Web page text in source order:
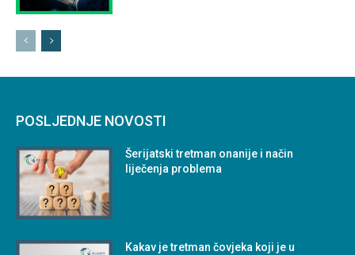
POSLJEDNJE NOVOSTI
Šerijatski tretman onanije i način
liječenja problema
Kakav je tretman čovjeka koji je u